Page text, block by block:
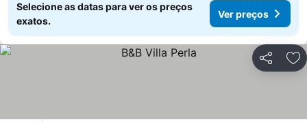
Selecione as datas para ver os preços
exatos.
Ver preços
Partilhar